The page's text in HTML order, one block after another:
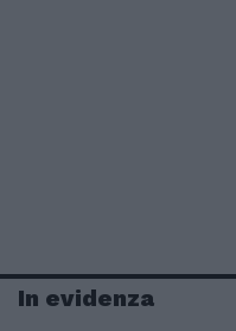
In evidenza